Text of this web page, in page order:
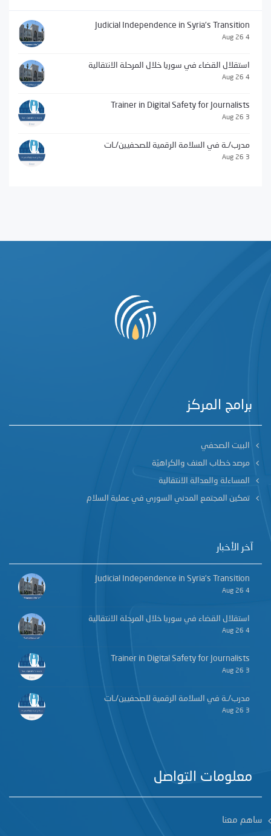
Judicial Independence in Syria’s Transition
4 Aug 26
استقلال القضاء في سوريا خلال المرحلة الانتقالية
4 Aug 26
Trainer in Digital Safety for Journalists
3 Aug 26
مدرب/ـة في السلامة الرقمية للصحفيين/ـات
3 Aug 26
برامج المركز
البيت الصحفي
مرصد خطاب العنف والكراهيّة
المساءلة والعدالة الانتقالية
تمكين المجتمع المدني السوري في عملية السلام
آخر الأخبار
Judicial Independence in Syria’s Transition
4 Aug 26
استقلال القضاء في سوريا خلال المرحلة الانتقالية
4 Aug 26
Trainer in Digital Safety for Journalists
3 Aug 26
مدرب/ـة في السلامة الرقمية للصحفيين/ـات
3 Aug 26
معلومات التواصل
ساهم معنا